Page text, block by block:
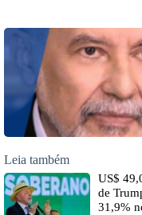
Leia também
US$
de
31,9%